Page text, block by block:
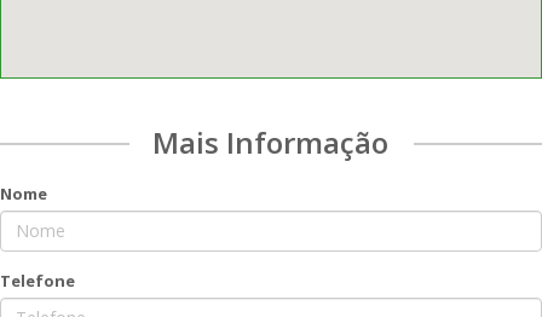
Mais Informação
Nome
Telefone